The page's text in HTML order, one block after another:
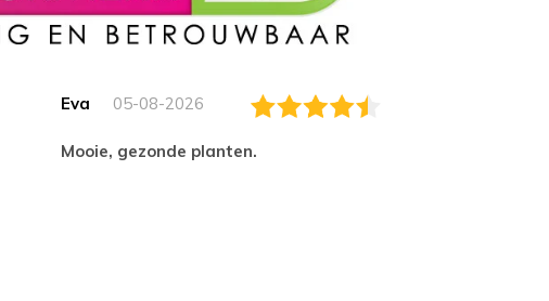
Eva 05-08-2026
Mooie, gezonde planten.